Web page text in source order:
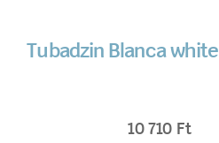
Tubadzin Blanca
10 710 Ft